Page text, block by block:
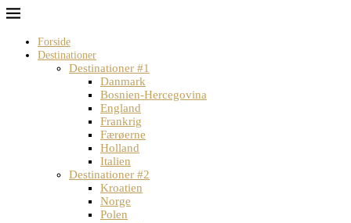
Forside
Destinationer
Destinationer #1
Danmark
Bosnien-Hercegovina
England
Frankrig
Færøerne
Holland
Italien
Destinationer #2
Kroatien
Norge
Polen